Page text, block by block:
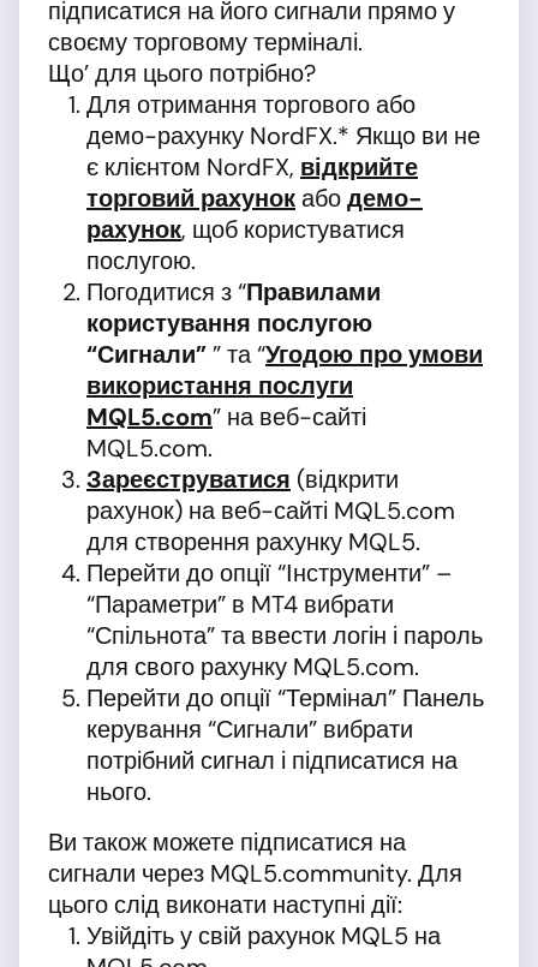
підписатися на його сигнали прямо у
своєму торговому терміналі.
Що’ для цього потрібно?
Для отримання торгового або
демо-рахунку NordFX.* Якщо ви не
є клієнтом NordFX, відкрийте
торговий рахунокабодемо-
рахунок, щоб користуватися
послугою.
Погодитися з “Правилами
користування послугою
“Сигнали”” та “Угодою про умови
використання послуги
MQL5.com” на веб-сайті
MQL5.com.
Зареєструватися (відкрити
рахунок) на веб-сайті MQL5.com
для створення рахунку MQL5.
Перейти до опції “Інструменти” –
“Параметри” в MT4 вибрати
“Спільнота” та ввести логін і пароль
для свого рахунку MQL5.com.
Перейти до опції “Термінал” Панель
керування “Сигнали” вибрати
потрібний сигнал і підписатися на
нього.
Ви також можете підписатися на
сигнали через MQL5.community. Для
цього слід виконати наступні дії:
Увійдіть у свій рахунок MQL5 на